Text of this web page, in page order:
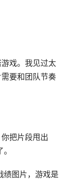
戏。我见过太
要和团队节奏
把片段甩出
绩图片，游戏是